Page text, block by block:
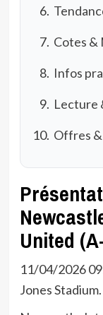
Cotes &
Infos
Lecture
Offres &
United
11/04/2026
Jones Stadium.